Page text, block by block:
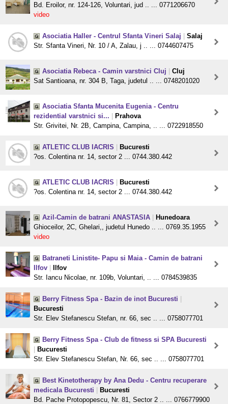
Bd. Eroilor, nr. 124-126, Voluntari, jud .. ... 0771206670
video
Asociatia Haller - Centrul Sfanta Vineri Salaj
Salaj
Str. Sfanta Vineri, Nr. 10 / A, Zalau, j .. ... 0744607475
Asociatia Rebeca - Camin varstnici Cluj
Cluj
Sat Santioana, nr. 304 B, Taga, judetul .. ... 0748201020
Asociatia Sfanta Mucenita Eugenia - Centru
rezidential varstnici si...
Prahova
Str. Grivitei, Nr. 2B, Campina, Campina, .. ... 0722918550
ATLETIC CLUB IACRIS
Bucuresti
?os. Colentina nr. 14, sector 2 ... 0744.380.442
ATLETIC CLUB IACRIS
Bucuresti
?os. Colentina nr. 14, sector 2 ... 0744.380.442
Azil-Camin de batrani ANASTASIA
Hunedoara
Ghioceilor, 2C, Ghelari,, judetul Hunedo .. ... 0769.35.1955
video
Batraneti Linistite- Papu si Maia - Camin de batrani
Ilfov
Ilfov
Str. Iancu Nicolae, nr. 109b, Voluntari, .. ... 0784539835
Berry Fitness Spa - Bazin de inot Bucuresti
Bucuresti
Str. Elev Stefanescu Stefan, nr. 66, sec .. ... 0758077701
Berry Fitness Spa - Club de fitness si SPA Bucuresti
Bucuresti
Str. Elev Stefanescu Stefan, Nr. 66, sec .. ... 0758077701
Best Kinetotherapy by Ana Dedu - Centru recuperare
medicala Bucuresti
Bucuresti
Bd. Pache Protopopescu, Nr. 81, Sector 2 .. ... 0766779900